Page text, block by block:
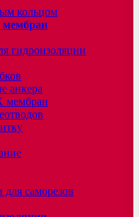
кольцом
мембран
гидроизоляции
анкера
мембран
саморезов